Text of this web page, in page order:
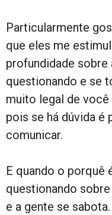
Particularmente
que eles me
profundidade sobre
questionando e se
muito legal de
pois se há dúvida é
comunicar.
E quando o porquê
questionando
e a gente se sabota.